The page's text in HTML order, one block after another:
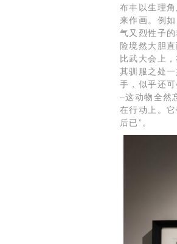
布丰以生理
来作画。例
气又烈性子
险境然大胆
比武大会上
其驯服之处
手，似乎还
–这动物全然
在行动上。
后已”。